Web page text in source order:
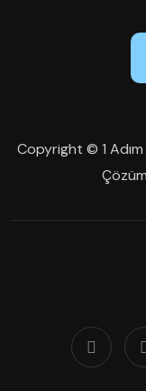
Copyright © 1 Adım